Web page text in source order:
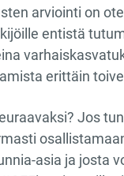
arviointi on
entistä
erittäin
Jos
asia ja josta